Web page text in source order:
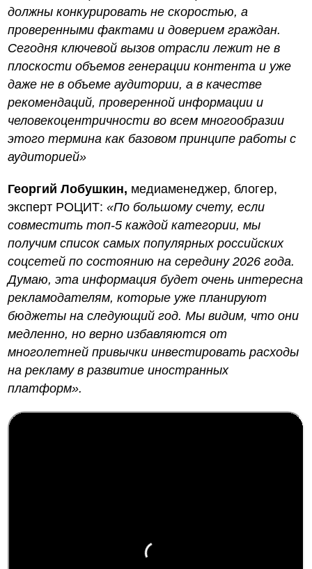
должны конкурировать не скоростью, а
проверенными фактами и доверием граждан.
Сегодня ключевой вызов отрасли лежит не в
плоскости объемов генерации контента и уже
даже не в объеме аудитории, а в качестве
рекомендаций, проверенной информации и
человекоцентричности во всем многообразии
этого термина как базовом принципе работы с
аудиторией»
Георгий Лобушкин, медиаменеджер, блогер,
эксперт РОЦИТ:«По большому счету, если
совместить топ-5 каждой категории, мы
получим список самых популярных российских
соцсетей по состоянию на середину 2026 года.
Думаю, эта информация будет очень интересна
рекламодателям, которые уже планируют
бюджеты на следующий год. Мы видим, что они
медленно, но верно избавляются от
многолетней привычки инвестировать расходы
на рекламу в развитие иностранных
платформ».